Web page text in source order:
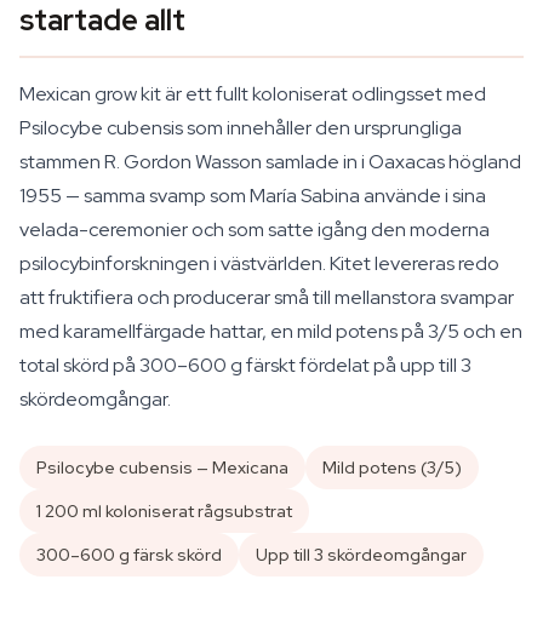
startade allt
Mexican grow kit är ett fullt koloniserat odlingsset med
Psilocybe cubensis som innehåller den ursprungliga
stammen R. Gordon Wasson samlade in i Oaxacas högland
1955 — samma svamp som María Sabina använde i sina
velada-ceremonier och som satte igång den moderna
psilocybinforskningen i västvärlden. Kitet levereras redo
att fruktifiera och producerar små till mellanstora svampar
med karamellfärgade hattar, en mild potens på 3/5 och en
total skörd på 300–600 g färskt fördelat på upp till 3
skördeomgångar.
Psilocybe cubensis — Mexicana
Mild potens (3/5)
1 200 ml koloniserat rågsubstrat
300–600 g färsk skörd
Upp till 3 skördeomgångar